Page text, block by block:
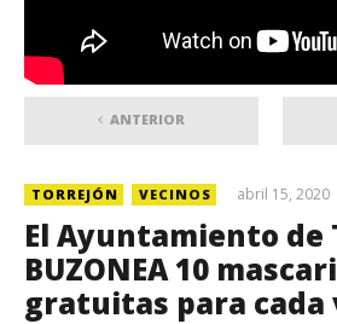
ANTERIOR
TORREJÓN VECINOS abril 15, 2020
El Ayuntamiento de
BUZONEA 10
gratuitas para cada